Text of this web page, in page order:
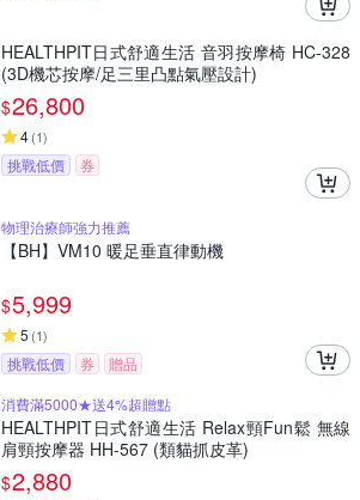
HEALTHPIT日式舒適生活 音羽按摩椅 HC-328
(3D機芯按摩/足三里凸點氣壓設計)
$26,800
4(1)
挑戰低價 券
物理治療師強力推薦
【BH】VM10 暖足垂直律動機
$5,999
5 (1)
挑戰低價 券
贈品
消費滿5000★送4%超贈點
HEALTHPIT日式舒適生活 Relax頸Fun鬆 無線
肩頸按摩器 HH-567 (類貓抓皮革)
$2,880